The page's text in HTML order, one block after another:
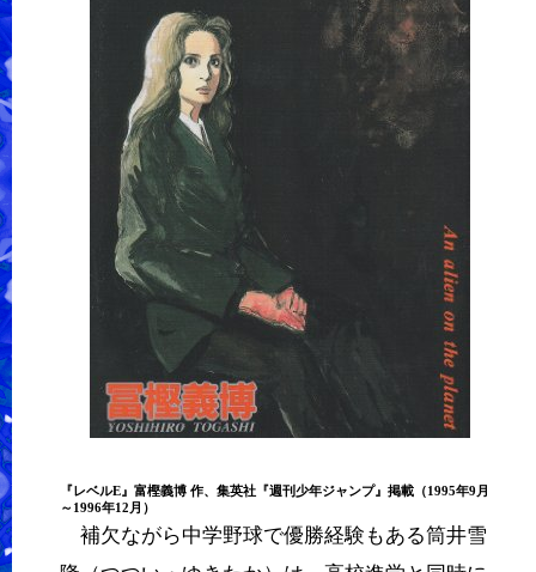
『レベルE 』 富樫義博 作、集英社『週刊少年ジャンプ』掲載（1995年9月
～1996年12月）
補欠ながら中学野球で優勝経験もある筒井雪